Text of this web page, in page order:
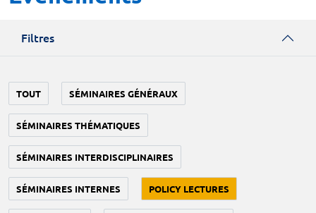
Filtres
TOUT SÉMINAIRES GÉNÉRAUX
SÉMINAIRES THÉMATIQUES
SÉMINAIRES INTERDISCIPLINAIRES
SÉMINAIRES INTERNES POLICY LECTURES